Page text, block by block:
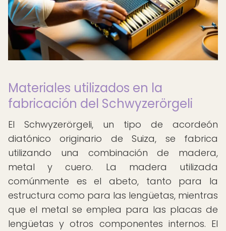
Materiales utilizados en la
fabricación del Schwyzerörgeli
El Schwyzerörgeli, un tipo de acordeón
diatónico originario de Suiza, se fabrica
utilizando una combinación de madera,
metal y cuero. La madera utilizada
comúnmente es el abeto, tanto para la
estructura como para las lengüetas, mientras
que el metal se emplea para las placas de
lengüetas y otros componentes internos. El